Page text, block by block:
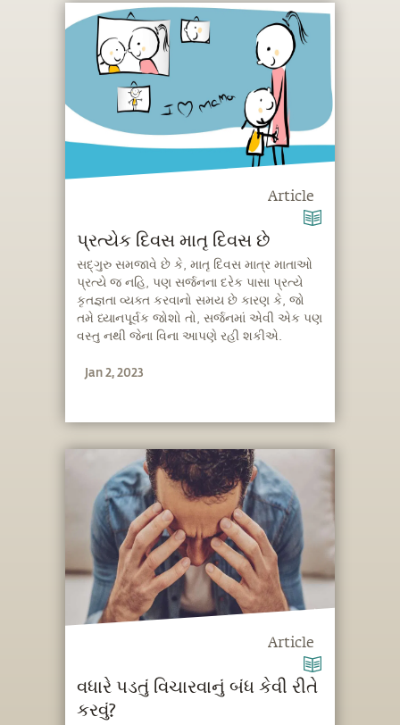
Article
પ્રત્યેક દિવસ માતૃ દિવસ છે
સદ્‍ગુરુ સમજાવે છે કે, માતૃ દિવસ માત્ર માતાઓ
પ્રત્યે જ નહિ, પણ સર્જનના દરેક પાસા પ્રત્યે
કૃતજ્ઞતા વ્યક્ત કરવાનો સમય છે કારણ કે, જો
તમે ધ્યાનપૂર્વક જોશો તો, સર્જનમાં એવી એક પણ
વસ્તુ નથી જેના વિના આપણે રહી શકીએ.
Jan 2, 2023
Article
વધારે પડતું વિચારવાનું બંધ કેવી રીતે
કરવું?